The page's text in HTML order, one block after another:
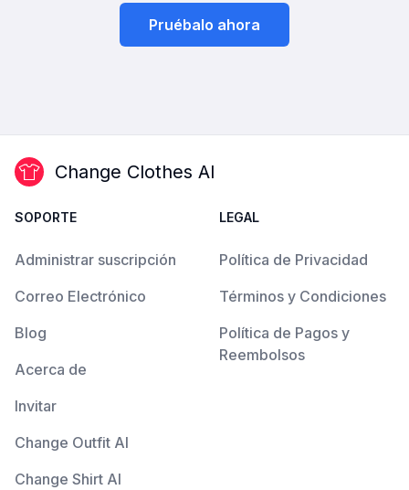
Pruébalo ahora
Change Clothes AI
SOPORTE
Administrar suscripción
Correo Electrónico
Blog
Acerca de
Invitar
Change Outfit AI
Change Shirt AI
LEGAL
Política de Privacidad
Términos y Condiciones
Política de Pagos y
Reembolsos